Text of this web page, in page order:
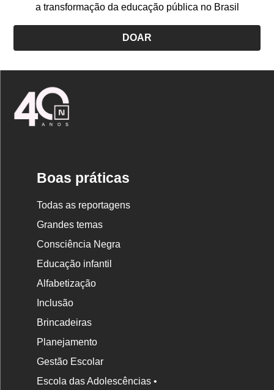
a transformação da educação pública no Brasil
DOAR
Boas práticas
Todas as reportagens
Grandes temas
Consciência Negra
Educação infantil
Alfabetização
Inclusão
Brincadeiras
Planejamento
Gestão Escolar
Escola das Adolescências •